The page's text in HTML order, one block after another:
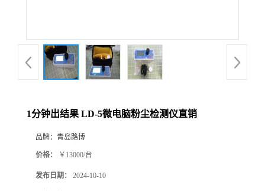
品
厅
1分钟出结果 LD-5微电脑粉尘检测仪直销
品牌： 青岛路博
价格： ￥13000/台
发布日期： 2024-10-10